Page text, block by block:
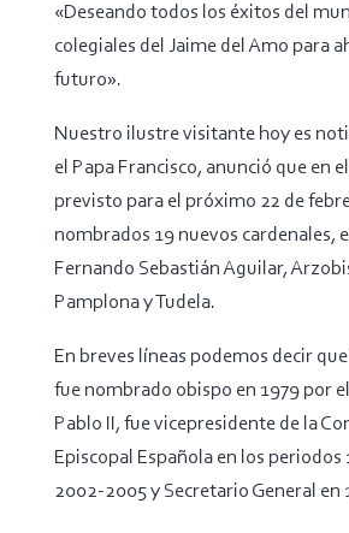
«Deseando todos los éxitos del
colegiales del Jaime del Amo para
futuro».
Nuestro ilustre visitante hoy es
el Papa Francisco, anunció que en
previsto para el próximo 22 de
nombrados 19 nuevos cardenales,
Fernando Sebastián Aguilar,
Pamplona y Tudela.
En breves líneas podemos decir
fue nombrado obispo en 1979 por
Pablo II, fue vicepresidente de la
Episcopal Española en los periodos
2002-2005 y Secretario General en